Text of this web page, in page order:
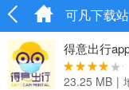
可凡下载站
得意出行
23.25 MB |